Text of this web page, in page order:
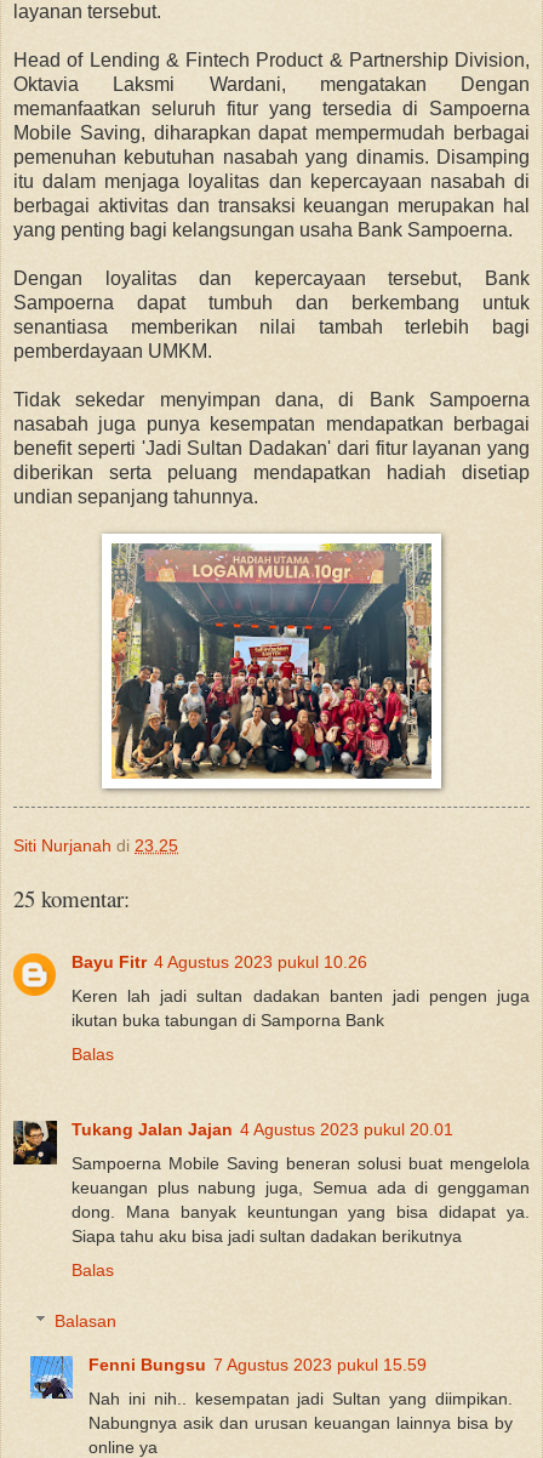
layanan tersebut.
Head of Lending & Fintech Product & Partnership Division,
Oktavia Laksmi Wardani, mengatakan
Dengan
memanfaatkan seluruh fitur yang tersedia di Sampoerna
Mobile Saving, diharapkan dapat mempermudah berbagai
pemenuhan kebutuhan nasabah yang dinamis. Disamping
itu dalam menjaga loyalitas dan kepercayaan nasabah di
berbagai aktivitas dan transaksi keuangan merupakan hal
yang penting bagi kelangsungan usaha Bank Sampoerna.
Dengan loyalitas dan kepercayaan tersebut, Bank
Sampoerna dapat tumbuh dan berkembang untuk
senantiasa memberikan nilai tambah terlebih bagi
pemberdayaan UMKM.
Tidak sekedar menyimpan dana, di Bank Sampoerna
nasabah juga punya kesempatan mendapatkan berbagai
benefit seperti 'Jadi Sultan Dadakan' dari fitur layanan yang
diberikan serta peluang mendapatkan hadiah disetiap
undian sepanjang tahunnya.
Siti Nurjanah di 23.25
25 komentar:
Bayu Fitr 4 Agustus 2023 pukul 10.26
Keren lah jadi sultan dadakan banten jadi pengen juga
ikutan buka tabungan di Samporna Bank
Balas
Tukang Jalan Jajan 4 Agustus 2023 pukul 20.01
Sampoerna Mobile Saving beneran solusi buat mengelola
keuangan plus nabung juga, Semua ada di genggaman
dong. Mana banyak keuntungan yang bisa didapat ya.
Siapa tahu aku bisa jadi sultan dadakan berikutnya
Balas
Balasan
Fenni Bungsu 7 Agustus 2023 pukul 15.59
Nah ini nih.. kesempatan jadi Sultan yang diimpikan.
Nabungnya asik dan urusan keuangan lainnya bisa by
online ya